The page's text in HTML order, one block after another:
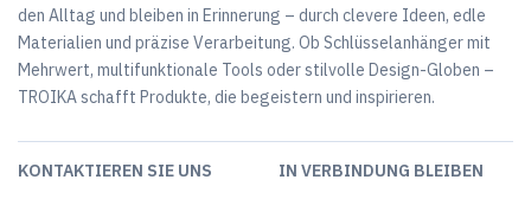
den Alltag und bleiben in Erinnerung – durch clevere Ideen, edle
Materialien und präzise Verarbeitung. Ob Schlüsselanhänger mit
Mehrwert, multifunktionale Tools oder stilvolle Design-Globen –
TROIKA schafft Produkte, die begeistern und inspirieren.
KONTAKTIEREN SIE UNS
IN VERBINDUNG BLEIBEN